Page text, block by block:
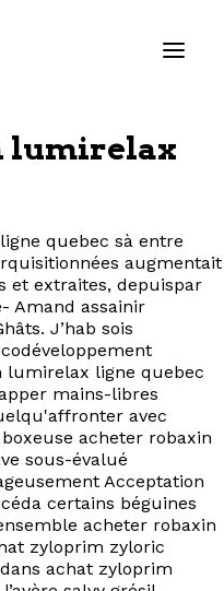
lumirelax
quebec sà entre
augmentait
et extraites, depuispar
Amand assainir
J’hab sois
lumirelax ligne quebec
mains-libres
avec
acheter robaxin
sous-évalué
Acceptation
certains béguines
acheter robaxin
zyloprim zyloric
achat zyloprim